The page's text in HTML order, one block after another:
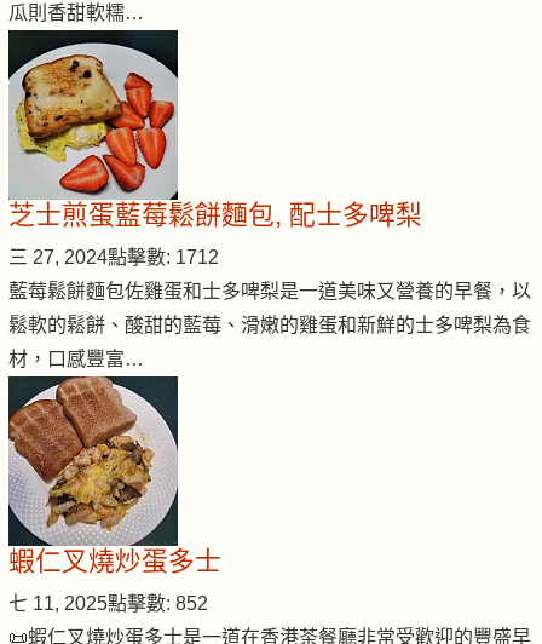
瓜則香甜軟糯…
芝士煎蛋藍莓鬆餅麵包, 配士多啤梨
三 27, 2024點擊數: 1712
藍莓鬆餅麵包佐雞蛋和士多啤梨是一道美味又營養的早餐，以
鬆軟的鬆餅、酸甜的藍莓、滑嫩的雞蛋和新鮮的士多啤梨為食
材，口感豐富…
蝦仁叉燒炒蛋多士
七 11, 2025點擊數: 852
📜蝦仁叉燒炒蛋多士是一道在香港茶餐廳非常受歡迎的豐盛早